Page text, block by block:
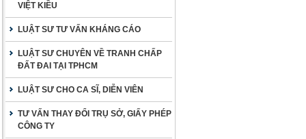
VIỆT KIỀU
LUẬT SƯ TƯ VẤN KHÁNG CÁO
LUẬT SƯ CHUYÊN VỀ TRANH CHẤP
ĐẤT ĐAI TẠI TPHCM
LUẬT SƯ CHO CA SĨ, DIỄN VIÊN
TƯ VẤN THAY ĐỔI TRỤ SỞ, GIẤY PHÉP
CÔNG TY